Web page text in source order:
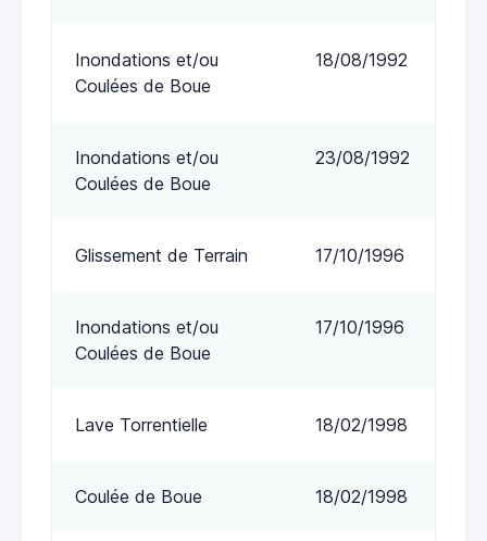
Inondations et/ou
Coulées de Boue
18/08/1992
Inondations et/ou
Coulées de Boue
23/08/1992
Glissement de Terrain 17/10/1996
Inondations et/ou
Coulées de Boue
17/10/1996
Lave Torrentielle 18/02/1998
Coulée de Boue 18/02/1998